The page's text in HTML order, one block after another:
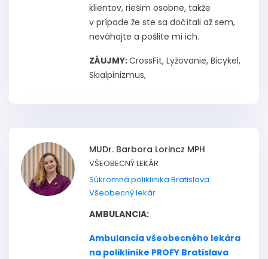
klientov, riešim osobne, takže
v prípade že ste sa dočítali až sem,
neváhajte a pošlite mi ich.
ZÁUJMY:CrossFit, Lyžovanie, Bicykel,
Skialpinizmus,
MUDr. Barbora Lorincz MPH
VŠEOBECNÝ LEKÁR
Súkromná poliklinika Bratislava
Všeobecný lekár
AMBULANCIA:
Ambulancia všeobecného lekára
na poliklinike PROFY Bratislava